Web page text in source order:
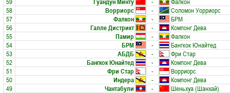
58
Ворриорс -
Соломон Уорриорс
57
Фалкон -
БРМ
56
Галле Дистрикт -
Компонг Дева
55
Памир -
Фалкон
54
БРМ -
Бангкок Юнайтед
53
АБДБ -
Фри Стар
52
Бангкок Юнайтед -
Компонг Дева
51
Фри Стар -
Ворриорс
50
Индера -
Компонг Дева
49
Чантабули -
Шеньхуа (Шанхай)